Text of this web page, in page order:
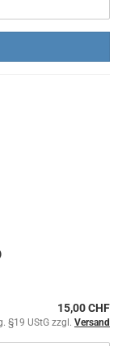
15,00 CHF
§19 UStG zzgl. Versand